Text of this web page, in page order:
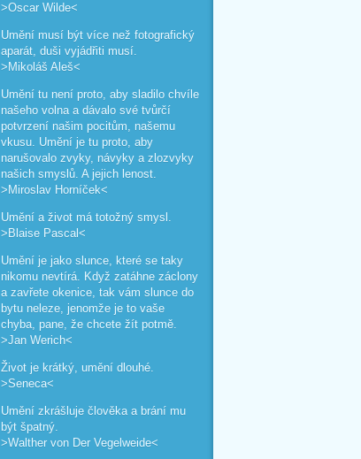
>Oscar Wilde<
Umění musí být více než fotografický
aparát, duši vyjádřiti musí.
>Mikoláš Aleš<
Umění tu není proto, aby sladilo chvíle
našeho volna a dávalo své tvůrčí
potvrzení našim pocitům, našemu
vkusu. Umění je tu proto, aby
narušovalo zvyky, návyky a zlozvyky
našich smyslů. A jejich lenost.
>Miroslav Horníček<
Umění a život má totožný smysl.
>Blaise Pascal<
Umění je jako slunce, které se taky
nikomu nevtírá. Když zatáhne záclony
a zavřete okenice, tak vám slunce do
bytu neleze, jenomže je to vaše
chyba, pane, že chcete žít potmě.
>Jan Werich<
Život je krátký, umění dlouhé.
>Seneca<
Umění zkrášluje člověka a brání mu
být špatný.
>Walther von Der Vegelweide<